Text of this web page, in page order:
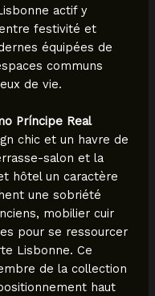
actif y
festivité et
équipées de
communs
de vie.
Príncipe Real
chic et un havre de
salon et la
hôtel un caractère
une sobriété
mobilier cuir
pour se ressourcer
Lisbonne. Ce
de la collection
haut